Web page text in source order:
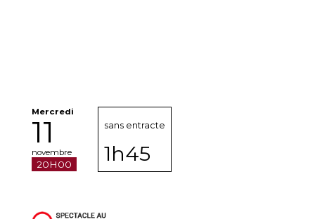
Mercredi
11
novembre
20H00
sans entracte
1h45